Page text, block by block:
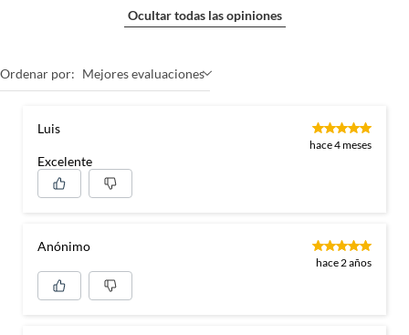
Ocultar todas las opiniones
Ordenar por: Mejores evaluaciones
Luis
hace 4 meses
Excelente
Anónimo
hace 2 años